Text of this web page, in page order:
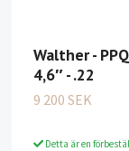
Walther -
4,6″ - .22
9 200 SEK
Detta är en